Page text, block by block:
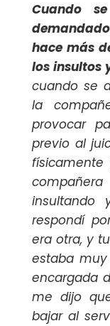
Cuando
hace más
los insultos
cuando se
la
provocar
previo al
insultando
respondí
era otra, y
estaba
encargada
me dijo
bajar al